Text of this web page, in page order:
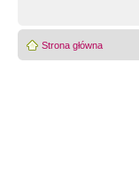
Strona główna